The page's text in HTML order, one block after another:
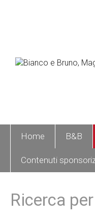
Home B&B
Contenuti
Ricerca